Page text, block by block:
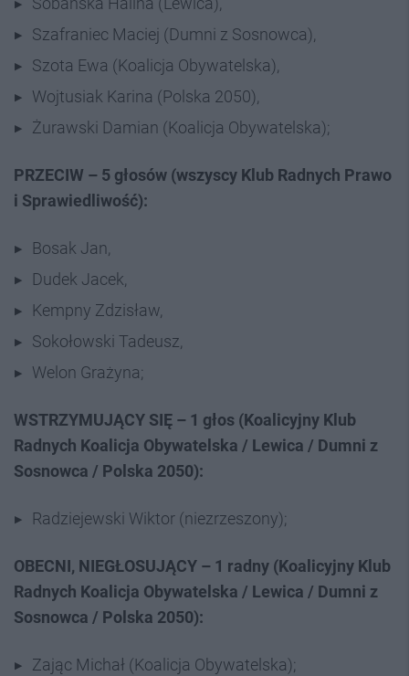
Szafraniec Maciej (Dumni z Sosnowca),
Szota Ewa (Koalicja Obywatelska),
Wojtusiak Karina (Polska 2050),
Żurawski Damian (Koalicja Obywatelska);
PRZECIW – 5 głosów (wszyscy Klub Radnych Prawo
i Sprawiedliwość):
Bosak Jan,
Dudek Jacek,
Kempny Zdzisław,
Sokołowski Tadeusz,
Welon Grażyna;
WSTRZYMUJĄCY SIĘ – 1 głos (Koalicyjny Klub
Radnych Koalicja Obywatelska / Lewica / Dumni z
Sosnowca / Polska 2050):
Radziejewski Wiktor (niezrzeszony);
OBECNI, NIEGŁOSUJĄCY – 1 radny (Koalicyjny Klub
Radnych Koalicja Obywatelska / Lewica / Dumni z
Sosnowca / Polska 2050):
Zając Michał (Koalicja Obywatelska);